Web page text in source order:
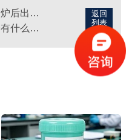
返回
列表
浅谈一下无铅锡膏过炉后出现锡洞的原因是什么？
含银锡膏和含铜锡膏有什么区别？如何选择？